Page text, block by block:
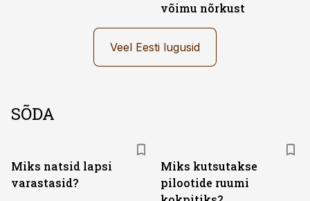
võimu nõrkust
Veel Eesti lugusid
SÕDA
Miks natsid lapsi
varastasid?
Miks kutsutakse
pilootide ruumi